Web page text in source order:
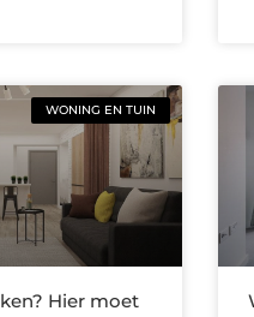
WONING EN TUIN
Hier moet